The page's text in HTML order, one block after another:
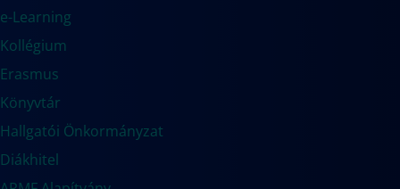
e-Learning
Kollégium
Erasmus
Könyvtár
Hallgatói Önkormányzat
Diákhitel